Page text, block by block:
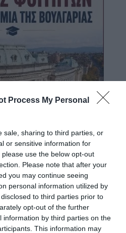
Process My Personal
sale, sharing to third parties, or
or sensitive information for
use the below opt-out
Please note that after your
you may continue seeing
personal information utilized by
to third parties prior to
opt-out of the further
information by third parties on the
This information may